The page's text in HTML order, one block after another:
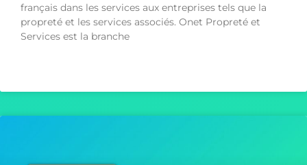
français dans les services aux entreprises tels que la
propreté et les services associés. Onet Propreté et
Services est la branche